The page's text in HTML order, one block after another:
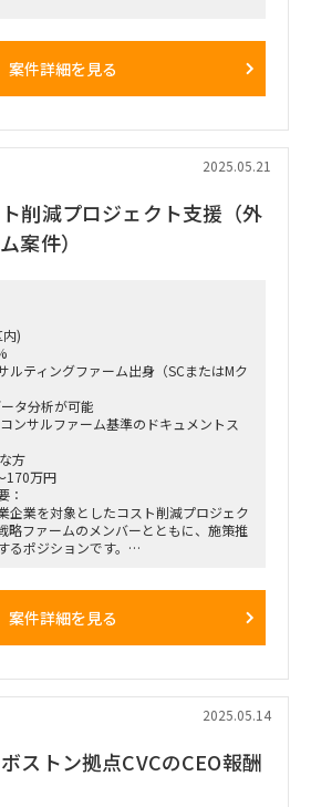
ィングの知見を活かし、施策の検討・推
グ施策を検討・推進をリードして頂け
案件詳細を見る
2025.05.21
削減プロジェクト支援（外
案件）
)
ルティングファーム出身（SCまたはMク
タ分析が可能
ンサルファーム基準のドキュメントス
方
170万円
：
企業を対象としたコスト削減プロジェク
略ファームのメンバーとともに、施策推
ポジションです。
込んだ施策の実行推進
：
新橋）
案件詳細を見る
2025.05.14
ストン拠点CVCのCEO報酬